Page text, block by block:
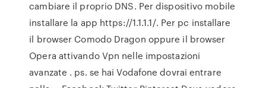
cambiare il proprio DNS. Per dispositivo mobile
installare la app https://1.1.1.1/. Per pc installare
il browser Comodo Dragon oppure il browser
Opera attivando Vpn nelle impostazioni
avanzate . ps. se hai Vodafone dovrai entrare